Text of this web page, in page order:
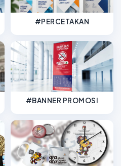
#PERCETAKAN
#BANNER PROMOSI